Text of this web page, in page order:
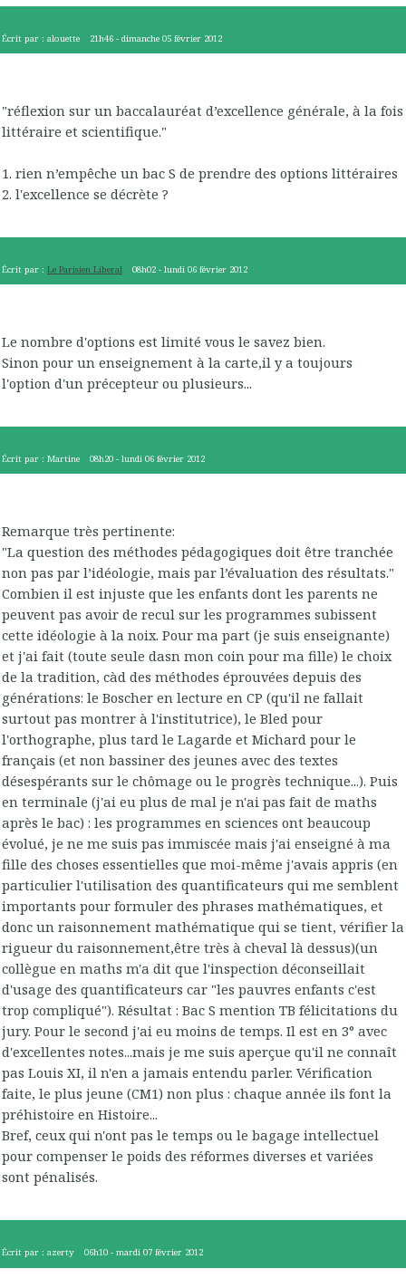
Écrit par : alouette 21h46 -dimanche 05 février 2012
"réflexion sur un baccalauréat d’excellence générale, à la fois
littéraire et scientifique."
1. rien n’empêche un bac S de prendre des options littéraires
2. l'excellence se décrète ?
Écrit par : Le Parisien Liberal 08h02 -lundi 06 février 2012
Le nombre d'options est limité vous le savez bien.
Sinon pour un enseignement à la carte,il y a toujours
l'option d'un précepteur ou plusieurs...
Écrit par : Martine 08h20 -lundi 06 février 2012
Remarque très pertinente:
"La question des méthodes pédagogiques doit être tranchée
non pas par l’idéologie, mais par l’évaluation des résultats."
Combien il est injuste que les enfants dont les parents ne
peuvent pas avoir de recul sur les programmes subissent
cette idéologie à la noix. Pour ma part (je suis enseignante)
et j'ai fait (toute seule dasn mon coin pour ma fille) le choix
de la tradition, càd des méthodes éprouvées depuis des
générations: le Boscher en lecture en CP (qu'il ne fallait
surtout pas montrer à l'institutrice), le Bled pour
l'orthographe, plus tard le Lagarde et Michard pour le
français (et non bassiner des jeunes avec des textes
désespérants sur le chômage ou le progrès technique...). Puis
en terminale (j'ai eu plus de mal je n'ai pas fait de maths
après le bac) : les programmes en sciences ont beaucoup
évolué, je ne me suis pas immiscée mais j'ai enseigné à ma
fille des choses essentielles que moi-même j'avais appris (en
particulier l'utilisation des quantificateurs qui me semblent
importants pour formuler des phrases mathématiques, et
donc un raisonnement mathématique qui se tient, vérifier la
rigueur du raisonnement,être très à cheval là dessus)(un
collègue en maths m'a dit que l'inspection déconseillait
d'usage des quantificateurs car "les pauvres enfants c'est
trop compliqué"). Résultat : Bac S mention TB félicitations du
jury. Pour le second j'ai eu moins de temps. Il est en 3° avec
d'excellentes notes...mais je me suis aperçue qu'il ne connaît
pas Louis XI, il n'en a jamais entendu parler. Vérification
faite, le plus jeune (CM1) non plus : chaque année ils font la
préhistoire en Histoire...
Bref, ceux qui n'ont pas le temps ou le bagage intellectuel
pour compenser le poids des réformes diverses et variées
sont pénalisés.
Écrit par : azerty 06h10 -mardi 07 février 2012